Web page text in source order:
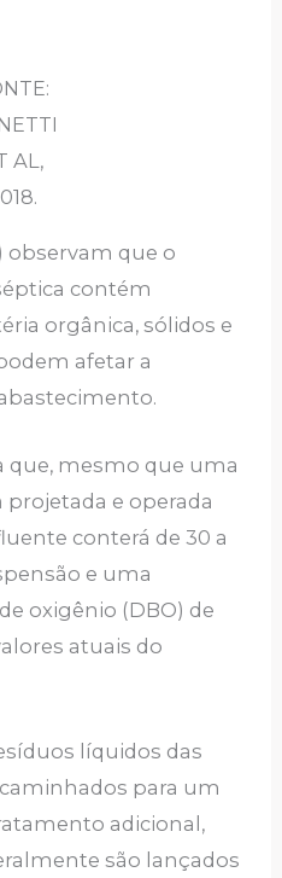
AL,
observam que o
contém
orgânica, sólidos e
afetar a
que, mesmo que uma
e operada
conterá de 30 a
e uma
oxigênio (DBO) de
atuais do
líquidos das
para um
adicional,
são lançados